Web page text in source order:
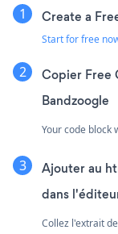
Create a
Start for free
Copier Free
Bandzoogle
Your code block
Ajouter au
dans
Collez l'extrait